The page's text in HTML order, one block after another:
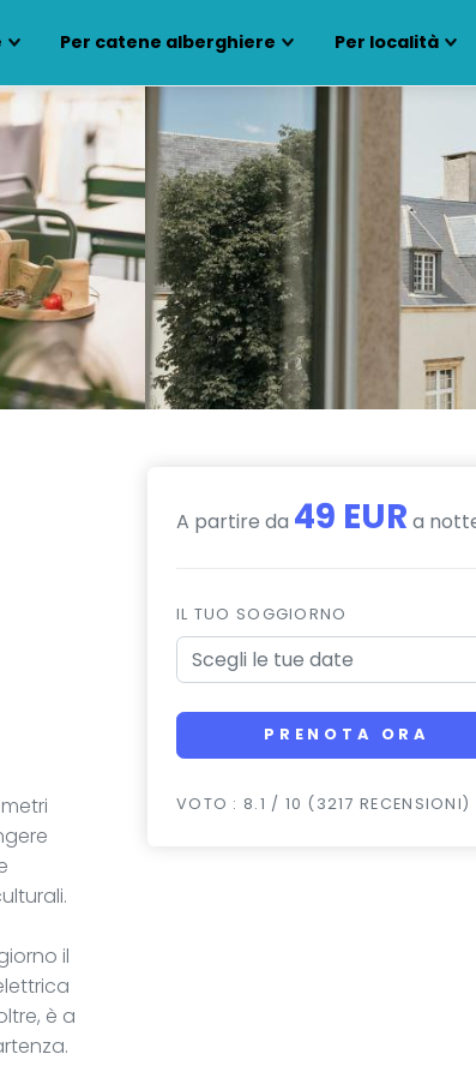
Per catene alberghiere Per località
il
è a
A partire da 49 EUR a
IL TUO SOGGIORNO
PRENOTA ORA
VOTO : 8.1 / 10 (3217 RECENSIONI)